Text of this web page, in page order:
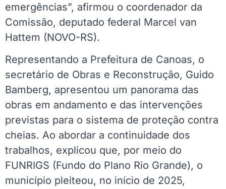
emergências”, afirmou o coordenador da
Comissão, deputado federal Marcel van
Hattem (NOVO-RS).
Representando a Prefeitura de Canoas, o
secretário de Obras e Reconstrução, Guido
Bamberg, apresentou um panorama das
obras em andamento e das intervenções
previstas para o sistema de proteção contra
cheias. Ao abordar a continuidade dos
trabalhos, explicou que, por meio do
FUNRIGS (Fundo do Plano Rio Grande), o
município pleiteou, no início de 2025,